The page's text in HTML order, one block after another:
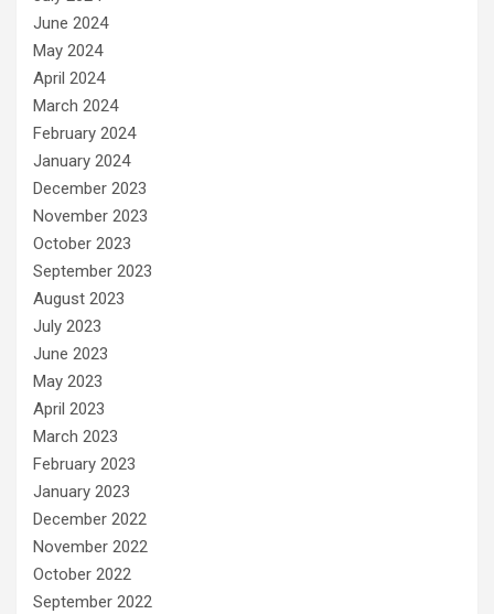
June 2024
May 2024
April 2024
March 2024
February 2024
January 2024
December 2023
November 2023
October 2023
September 2023
August 2023
July 2023
June 2023
May 2023
April 2023
March 2023
February 2023
January 2023
December 2022
November 2022
October 2022
September 2022